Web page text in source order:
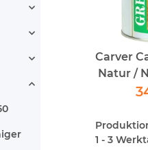
Carver
Natur /
-
1 - 3